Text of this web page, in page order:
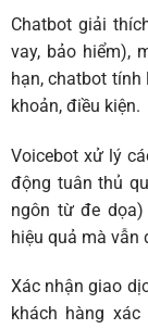
Chatbot giải
vay, bảo hiểm),
hạn, chatbot tính
khoản, điều kiện.
Voicebot xử lý
động tuân thủ
ngôn từ đe
hiệu quả mà vẫn
Xác nhận giao
khách hàng